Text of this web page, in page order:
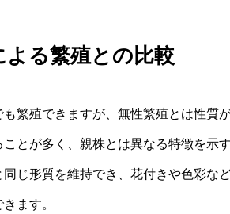
よる繁殖との比較
繁殖できますが、無性繁殖とは性質
ことが多く、親株とは異なる特徴を示
じ形質を維持でき、花付きや色彩な
ます。